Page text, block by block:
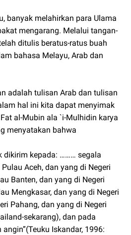
banyak melahirkan para Ulama
mengarang. Melalui tangan-
ditulis beratus-ratus buah
bahasa Melayu, Arab dan
adalah tulisan Arab dan tulisan
hal ini kita dapat menyimak
al-Mubin ala `i-Mulhidin karya
menyatakan bahwa
dikirim kepada: ……… segala
Aceh, dan yang di Negeri
Banten, dan yang di Negeri
Mengkasar, dan yang di Negeri
Pahang, dan yang di Negeri
sekarang), dan pada
Iskandar, 1996: